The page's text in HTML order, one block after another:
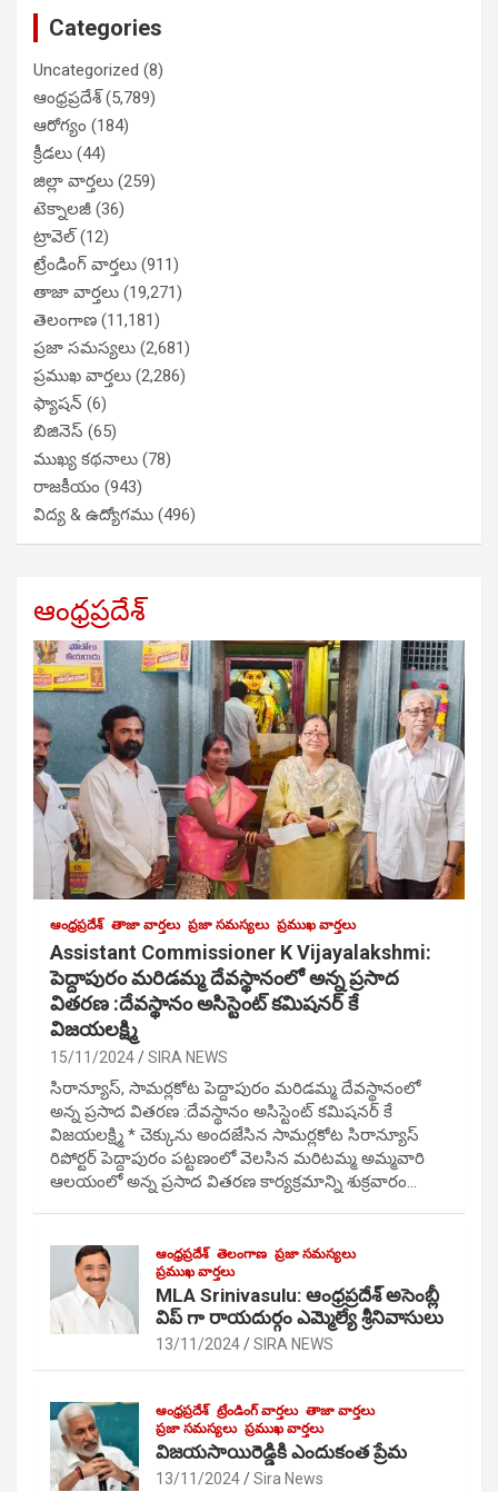
Categories
Uncategorized (8)
ఆంధ్రప్రదేశ్(5,789)
ఆరోగ్యం (184)
క్రీడలు (44)
జిల్లా వార్తలు (259)
టెక్నాలజీ (36)
ట్రావెల్(12)
ట్రేండింగ్ వార్తలు (911)
తాజా వార్తలు (19,271)
తెలంగాణ (11,181)
ప్రజా సమస్యలు (2,681)
ప్రముఖ వార్తలు (2,286)
ఫ్యాషన్ (6)
బిజినెస్ (65)
ముఖ్య కథనాలు (78)
రాజకీయం (943)
విద్య & ఉద్యోగము (496)
ఆంధ్రప్రదేశ్
ఆంధ్రప్రదేశ్ తాజా వార్తలు ప్రజా సమస్యలు ప్రముఖ వార్తలు
Assistant Commissioner K Vijayalakshmi:
పెద్దాపురం మరిడమ్మ దేవస్థానంలో అన్న ప్రసాద
వితరణ :దేవస్థానం అసిస్టెంట్ కమిషనర్ కే
విజయలక్ష్మి
15/11/2024 SIRA NEWS
సిరాన్యూస్, సామర్లకోట పెద్దాపురం మరిడమ్మ దేవస్థానంలో
అన్న ప్రసాద వితరణ :దేవస్థానం అసిస్టెంట్ కమిషనర్ కే
విజయలక్ష్మి * చెక్కును అందజేసిన సామర్లకోట సిరాన్యూస్
రిపోర్టర్ పెద్దాపురం పట్టణంలో వెలసిన మరిటమ్మ అమ్మవారి
ఆలయంలో అన్న ప్రసాద వితరణ కార్యక్రమాన్ని శుక్రవారం…
ఆంధ్రప్రదేశ్ తెలంగాణ ప్రజా సమస్యలు
ప్రముఖ వార్తలు
MLA Srinivasulu: ఆంధ్రప్రదేశ్ అసెంబ్లీ
విప్ గా రాయదుర్గం ఎమ్మెల్యే శ్రీనివాసులు
13/11/2024 SIRA NEWS
ఆంధ్రప్రదేశ్ ట్రేండింగ్ వార్తలు తాజా వార్తలు
ప్రజా సమస్యలు ప్రముఖ వార్తలు
విజయసాయిరెడ్డికి ఎందుకంత ప్రేమ
13/11/2024 Sira News